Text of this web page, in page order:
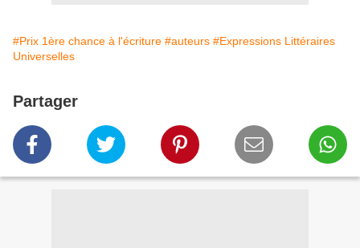
#Prix 1ère chance à l'écriture #auteurs #Expressions Littéraires
Universelles
Partager